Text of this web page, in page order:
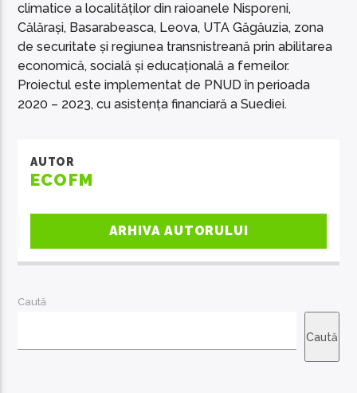
climatice a localităților din raioanele Nisporeni,
Călărași, Basarabeasca, Leova, UTA Găgăuzia, zona
de securitate și regiunea transnistreană prin abilitarea
economică, socială și educațională a femeilor.
Proiectul este implementat de PNUD în perioada
2020 – 2023, cu asistența financiară a Suediei.
AUTOR
ECOFM
ARHIVA AUTORULUI
Caută
Caută